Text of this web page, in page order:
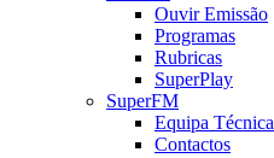
Ouvir Emissão
Programas
Rubricas
SuperPlay
SuperFM
Equipa Técnica
Contactos